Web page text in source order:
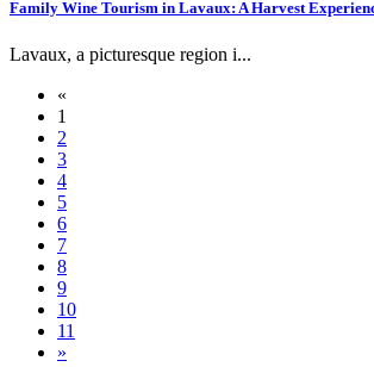
Family Wine Tourism in Lavaux: A Harvest
Lavaux, a picturesque region i...
«
1
2
3
4
5
6
7
8
9
10
11
»